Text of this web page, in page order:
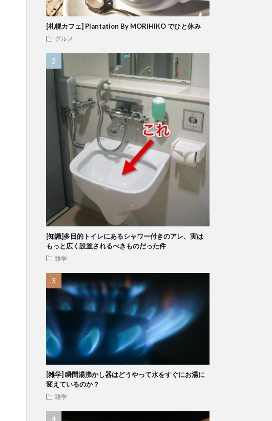
[札幌カフェ] Plantation By MORIHIKO でひと休み
グルメ
[知識]多目的トイレにあるシャワー付きのアレ、実は
もっと広く設置されるべきものだった件
雑学
[雑学] 瞬間湯沸かし器はどうやって水をすぐにお湯に
変えているのか？
雑学